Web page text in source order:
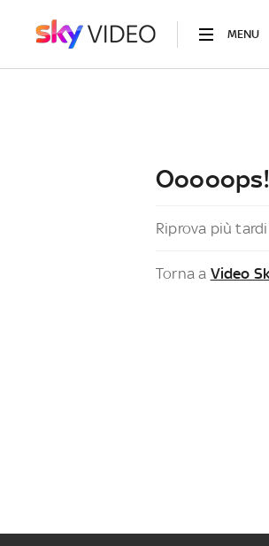
MENU
Riprova più tardi
Torna a Video